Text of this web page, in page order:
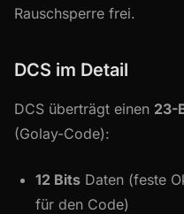
Rauschsperre frei.
DCS im Detail
DCS überträgt einen 23-
(Golay-Code):
12 Bits Daten (feste
für den Code)